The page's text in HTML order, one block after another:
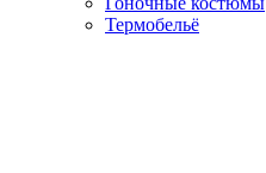
Термобельё